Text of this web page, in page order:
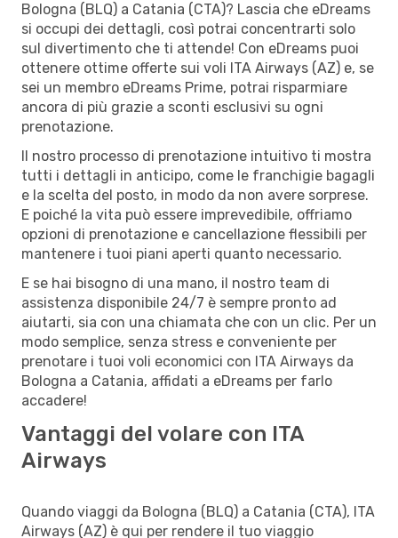
Bologna (BLQ) a Catania (CTA)? Lascia che eDreams
si occupi dei dettagli, così potrai concentrarti solo
sul divertimento che ti attende! Con eDreams puoi
ottenere ottime offerte sui voli ITA Airways (AZ) e, se
sei un membro eDreams Prime, potrai risparmiare
ancora di più grazie a sconti esclusivi su ogni
prenotazione.
Il nostro processo di prenotazione intuitivo ti mostra
tutti i dettagli in anticipo, come le franchigie bagagli
e la scelta del posto, in modo da non avere sorprese.
E poiché la vita può essere imprevedibile, offriamo
opzioni di prenotazione e cancellazione flessibili per
mantenere i tuoi piani aperti quanto necessario.
E se hai bisogno di una mano, il nostro team di
assistenza disponibile 24/7 è sempre pronto ad
aiutarti, sia con una chiamata che con un clic. Per un
modo semplice, senza stress e conveniente per
prenotare i tuoi voli economici con ITA Airways da
Bologna a Catania, affidati a eDreams per farlo
accadere!
Vantaggi del volare con ITA
Airways
Quando viaggi da Bologna (BLQ) a Catania (CTA), ITA
Airways (AZ) è qui per rendere il tuo viaggio